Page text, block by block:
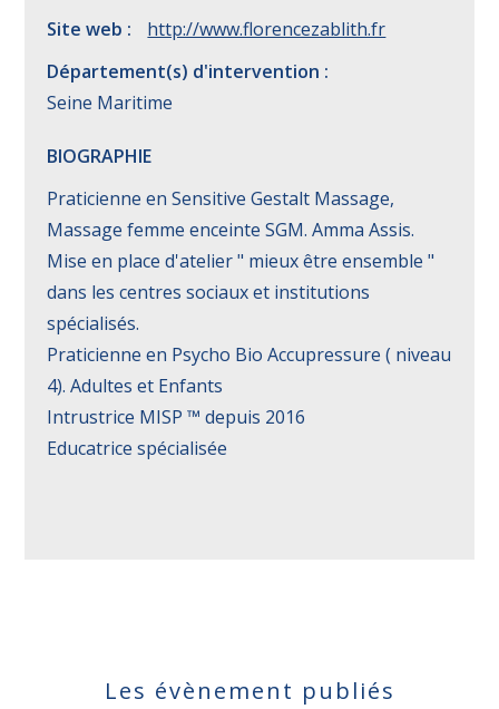
Site web :
http://www.florencezablith.fr
Département(s) d'intervention :
Seine Maritime
BIOGRAPHIE
Praticienne en Sensitive Gestalt Massage,
Massage femme enceinte SGM. Amma Assis.
Mise en place d'atelier " mieux être ensemble "
dans les centres sociaux et institutions
spécialisés.
Praticienne en Psycho Bio Accupressure ( niveau
4). Adultes et Enfants
Intrustrice MISP ™ depuis 2016
Educatrice spécialisée
Les évènement publiés